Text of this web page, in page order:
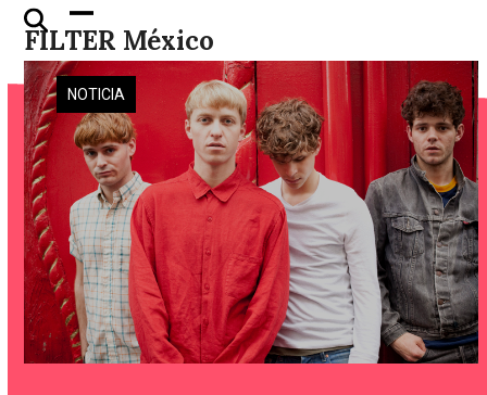
Skip
content
FILTER México
Open
mobile
menu
Close
mobile
menu
NOTICIA